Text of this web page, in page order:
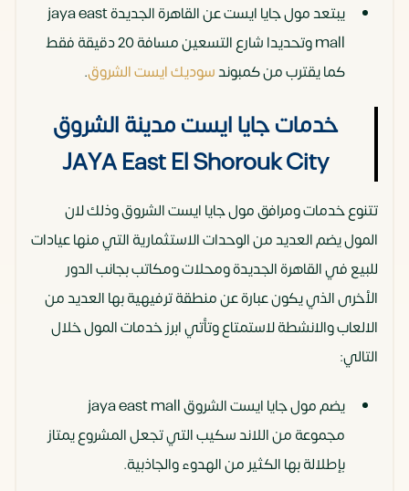
يبتعد مول جايا ايست عن القاهرة الجديدة jaya east
mall وتحديدا شارع التسعين مسافة 20 دقيقة فقط
كما يقترب من كمبوندسوديك ايست الشروق.
خدمات جايا ايست مدينة الشروق
JAYA East El Shorouk City
تتنوع خدمات ومرافق مول جايا ايست الشروق وذلك لان
المول يضم العديد من الوحدات الاستثمارية التي منها عيادات
للبيع في القاهرة الجديدة ومحلات ومكاتب بجانب الدور
الأخرى الذي يكون عبارة عن منطقة ترفيهية بها العديد من
الالعاب والانشطة لاستمتاع وتأتي ابرز خدمات المول خلال
التالي:
يضم مول جايا ايست الشروق jaya east mall
مجموعة من اللاند سكيب التي تجعل المشروع يمتاز
بإطلالة بها الكثير من الهدوء والجاذبية.